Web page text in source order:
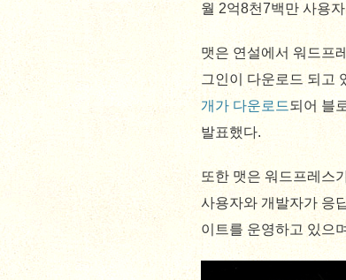
월 2억8천7백만 사용
맷은 연설에서 워드프
그인이 다운로드 되고
개가 다운로드되어 블
발표했다.
또한 맷은 워드프레스
사용자와 개발자가 응
이트를 운영하고 있으